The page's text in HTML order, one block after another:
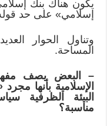
يكون هناك بنك
إسلامي» على حد
وتناول الحوار
المساحة.
– البعض يصف
الإسلامية بأنها مجرد
البيئة الظرفية
مناسبة؟